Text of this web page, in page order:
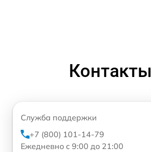
Контакты
Служба поддержки
+7 (800) 101-14-79
Ежедневно с 9:00 до 21:00